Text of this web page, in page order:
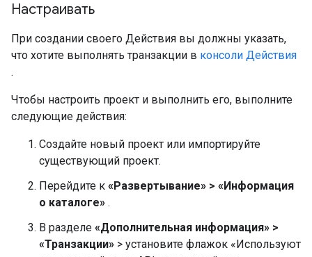
Настраивать
При создании своего Действия вы должны указать,
что хотите выполнять транзакции в консоли Действия
.
Чтобы настроить проект и выполнить его, выполните
следующие действия:
Создайте новый проект или импортируйте
существующий проект.
Перейдите к «Развертывание» > «Информация
о каталоге» .
В разделе «Дополнительная информация» >
«Транзакции» > установите флажок «Используют